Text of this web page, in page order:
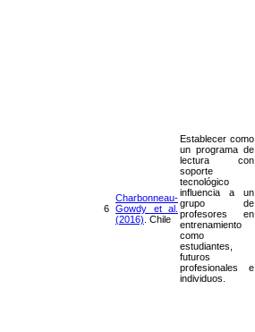
6
Charbonneau-
Gowdy et al.
(2016). Chile
Establecer como
un programa de
lectura con
soporte
tecnológico
influencia a un
grupo de
profesores en
entrenamiento
como
estudiantes,
futuros
profesionales e
individuos.